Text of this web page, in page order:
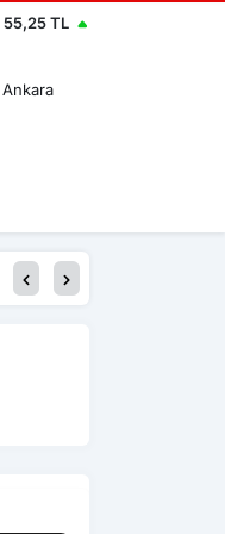
55,25 TL
Ankara